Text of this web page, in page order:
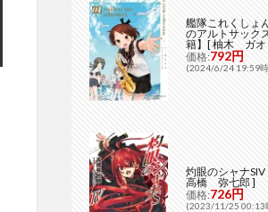
艦隊これくしょ
のアルトサック
籍】[ 柚木 ガオ
価格:792円
(2024/6/24 19:59
灼眼のシャナ
高橋 弥七郎 ]
価格:726円
(2023/11/25 00:13